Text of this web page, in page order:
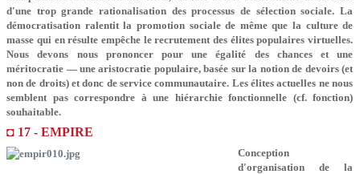
d'une trop grande rationalisation des processus de sélection sociale. La
démocratisation ralentit la promotion sociale de même que la culture de
masse qui en résulte empêche le recrutement des élites populaires virtuelles.
Nous devons nous prononcer pour une égalité des chances et une
méritocratie — une aristocratie populaire, basée sur la notion de devoirs (et
non de droits) et donc de service communautaire. Les élites actuelles ne nous
semblent pas correspondre à une hiérarchie fonctionnelle (cf. fonction)
souhaitable.
◘ 17 - EMPIRE
Conception
d'organisation de la